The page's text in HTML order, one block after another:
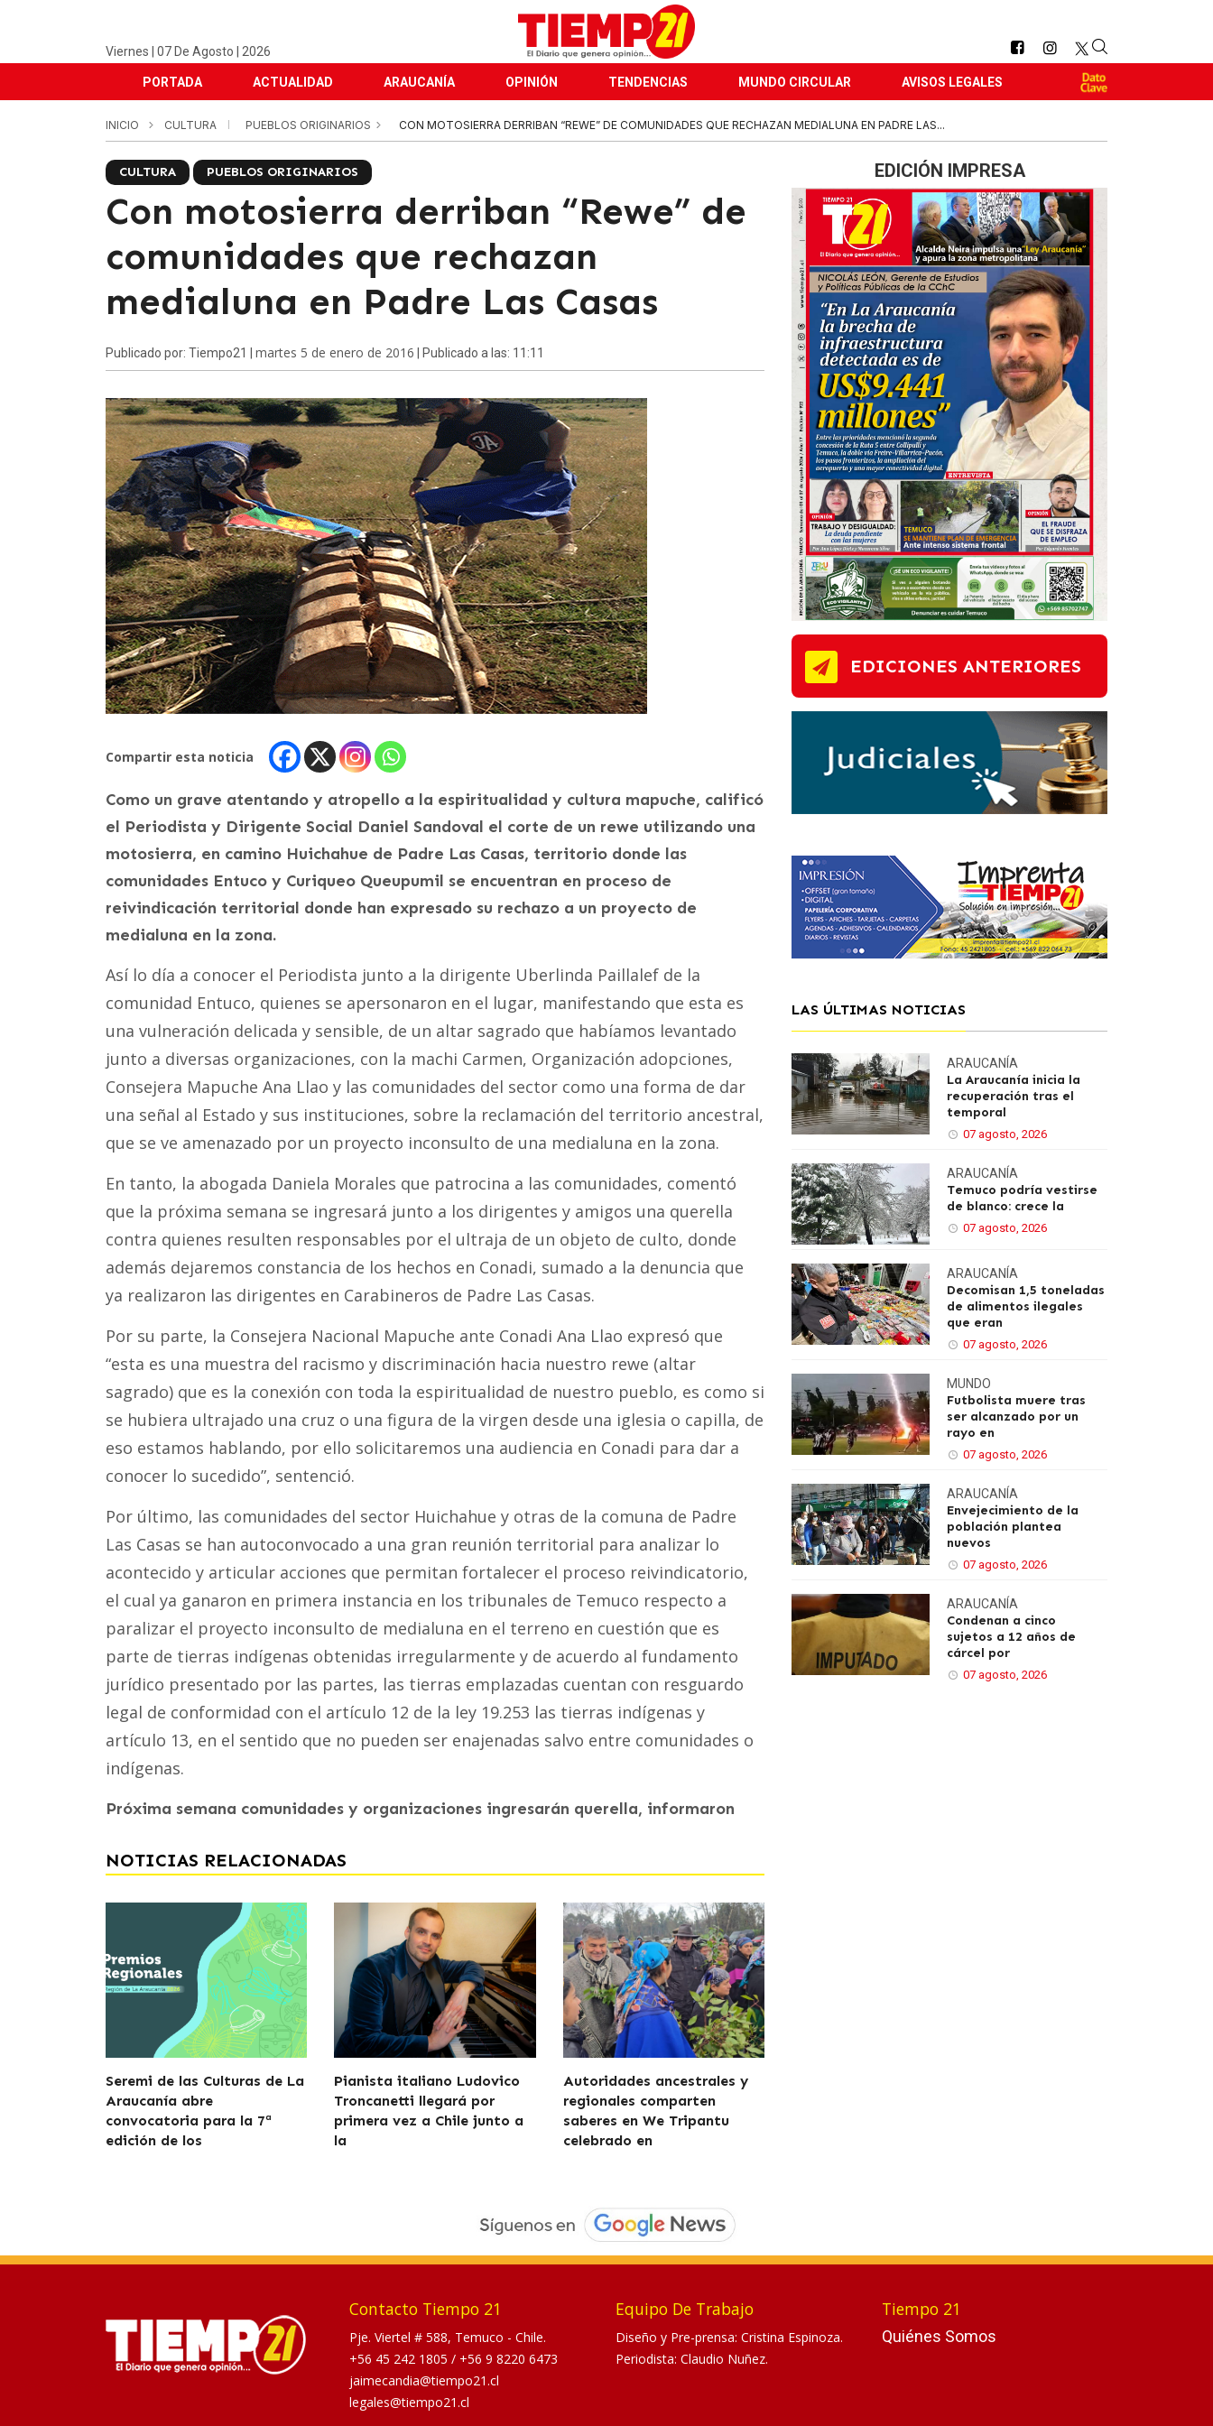
Viernes | 07 De Agosto | 2026
PORTADA ACTUALIDAD ARAUCANÍA OPINIÓN TENDENCIAS MUNDO CIRCULAR AVISOS LEGALES
INICIO CULTURA PUEBLOS ORIGINARIOS CON MOTOSIERRA DERRIBAN “REWE” DE COMUNIDADES QUE RECHAZAN MEDIALUNA EN PADRE LAS...
CULTURA PUEBLOS ORIGINARIOS
Con motosierra derriban “Rewe” de
comunidades que rechazan
medialuna en Padre Las Casas
Publicado por: Tiempo21 | martes 5 de enero de 2016 | Publicado a las: 11:11
Compartir esta noticia
Como un grave atentando y atropello a la espiritualidad y cultura mapuche, calificó
el Periodista y Dirigente Social Daniel Sandoval el corte de un rewe utilizando una
motosierra, en camino Huichahue de Padre Las Casas, territorio donde las
comunidades Entuco y Curiqueo Queupumil se encuentran en proceso de
reivindicación territorial donde han expresado su rechazo a un proyecto de
medialuna en la zona.
Así lo día a conocer el Periodista junto a la dirigente Uberlinda Paillalef de la
comunidad Entuco, quienes se apersonaron en el lugar, manifestando que esta es
una vulneración delicada y sensible, de un altar sagrado que habíamos levantado
junto a diversas organizaciones, con la machi Carmen, Organización adopciones,
Consejera Mapuche Ana Llao y las comunidades del sector como una forma de dar
una señal al Estado y sus instituciones, sobre la reclamación del territorio ancestral,
que se ve amenazado por un proyecto inconsulto de una medialuna en la zona.
En tanto, la abogada Daniela Morales que patrocina a las comunidades, comentó
que la próxima semana se ingresará junto a los dirigentes y amigos una querella
contra quienes resulten responsables por el ultraja de un objeto de culto, donde
además dejaremos constancia de los hechos en Conadi, sumado a la denuncia que
ya realizaron las dirigentes en Carabineros de Padre Las Casas.
Por su parte, la Consejera Nacional Mapuche ante Conadi Ana Llao expresó que
“esta es una muestra del racismo y discriminación hacia nuestro rewe (altar
sagrado) que es la conexión con toda la espiritualidad de nuestro pueblo, es como si
se hubiera ultrajado una cruz o una figura de la virgen desde una iglesia o capilla, de
eso estamos hablando, por ello solicitaremos una audiencia en Conadi para dar a
conocer lo sucedido”, sentenció.
Por último, las comunidades del sector Huichahue y otras de la comuna de Padre
Las Casas se han autoconvocado a una gran reunión territorial para analizar lo
acontecido y articular acciones que permitan fortalecer el proceso reivindicatorio,
el cual ya ganaron en primera instancia en los tribunales de Temuco respecto a
paralizar el proyecto inconsulto de medialuna en el terreno en cuestión que es
parte de tierras indígenas obtenidas irregularmente y de acuerdo al fundamento
jurídico presentado por las partes, las tierras emplazadas cuentan con resguardo
legal de conformidad con el artículo 12 de la ley 19.253 las tierras indígenas y
artículo 13, en el sentido que no pueden ser enajenadas salvo entre comunidades o
indígenas.
Próxima semana comunidades y organizaciones ingresarán querella, informaron
NOTICIAS RELACIONADAS
Seremi de las Culturas de La
Araucanía abre
convocatoria para la 7ª
edición de los
Pianista italiano Ludovico
Troncanetti llegará por
primera vez a Chile junto a
la
Autoridades ancestrales y
regionales comparten
saberes en We Tripantu
celebrado en
EDICIÓN IMPRESA
EDICIONES ANTERIORES
LAS ÚLTIMAS NOTICIAS
ARAUCANÍA
La Araucanía inicia la
recuperación tras el
temporal
07 agosto, 2026
ARAUCANÍA
Temuco podría vestirse
de blanco: crece la
07 agosto, 2026
ARAUCANÍA
Decomisan 1,5 toneladas
de alimentos ilegales
que eran
07 agosto, 2026
MUNDO
Futbolista muere tras
ser alcanzado por un
rayo en
07 agosto, 2026
ARAUCANÍA
Envejecimiento de la
población plantea
nuevos
07 agosto, 2026
ARAUCANÍA
Condenan a cinco
sujetos a 12 años de
cárcel por
07 agosto, 2026
Contacto Tiempo 21
Pje. Viertel # 588, Temuco - Chile.
+56 45 242 1805 / +56 9 8220 6473
jaimecandia@tiempo21.cl
legales@tiempo21.cl
Equipo De Trabajo
Diseño y Pre-prensa: Cristina Espinoza.
Periodista: Claudio Nuñez.
Tiempo 21
Quiénes Somos